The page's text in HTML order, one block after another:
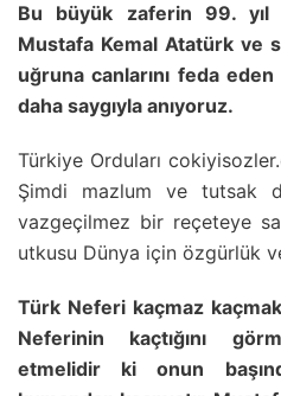
Bu büyük zaferin 99. yıl
Mustafa Kemal Atatürk ve
uğruna canlarını feda
daha saygıyla anıyoruz.
Türkiye Orduları
Şimdi mazlum ve tutsak
vazgeçilmez bir reçeteye
utkusu Dünya için özgürlük ve
Türk Neferi kaçmaz
Neferinin kaçtığını
etmelidir ki onun